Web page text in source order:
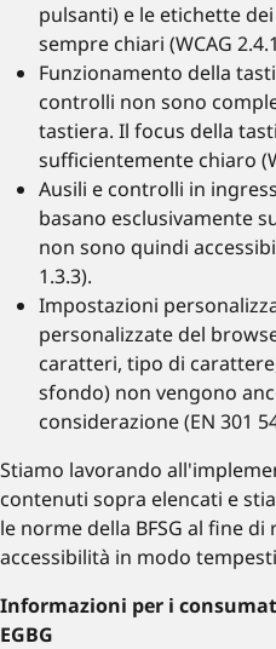
pulsanti) e le etichette
sempre chiari (WCAG
Funzionamento della
controlli non sono
tastiera. Il focus della
sufficientemente chiaro
Ausili e controlli in
basano esclusivamente
non sono quindi
1.3.3).
Impostazioni
personalizzate del
caratteri, tipo di
sfondo) non vengono
considerazione (EN 301
Stiamo lavorando
contenuti sopra elencati e
le norme della BFSG al fine
accessibilità in modo
Informazioni per i
EGBG